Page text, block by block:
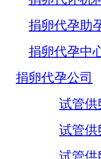
捐卵代孕助
捐卵代孕中
捐卵代孕公司
试管供
试管供
试管供